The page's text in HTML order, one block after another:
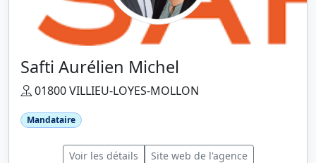
Safti Aurélien Michel
01800 VILLIEU-LOYES-MOLLON
Mandataire
Voir les détails Site web de l'agence